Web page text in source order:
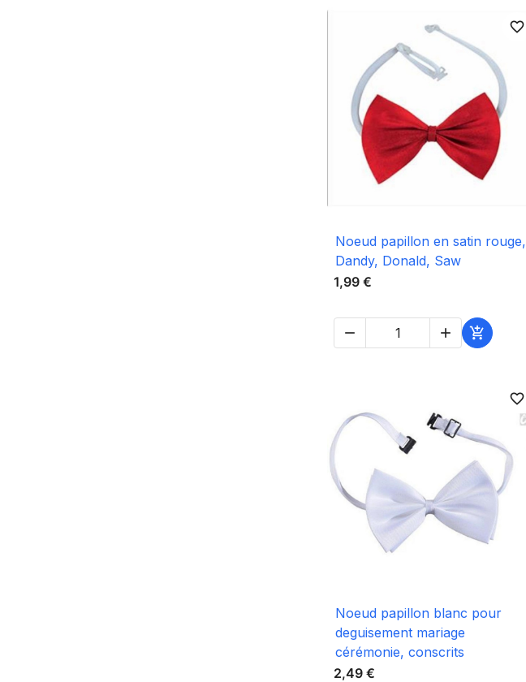
Aperçu rapide
favorite_border
Noeud papillon en satin rouge,
Dandy, Donald, Saw
1,99 €
  
Aperçu rapide
favorite_border
Noeud papillon blanc pour
deguisement mariage
cérémonie, conscrits
2,49 €